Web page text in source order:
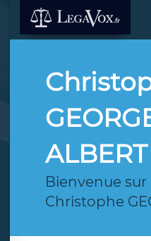
ALBERT
Bienvenue
Christophe